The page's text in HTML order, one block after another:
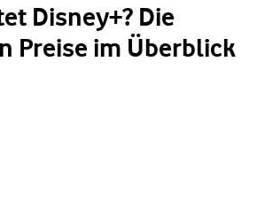
Disney+? Die
Preise im Überblick